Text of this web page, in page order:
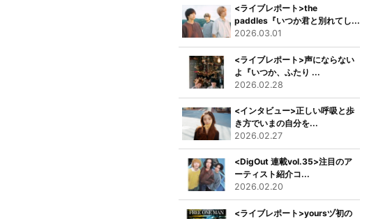
<ライブレポート>the
paddles『いつか君と別れてし...
2026.03.01
<ライブレポート>声にならない
よ『いつか、ふたり ...
2026.02.28
<インタビュー>正しい呼吸と歩
き方でいまの自分を...
2026.02.27
<DigOut 連載vol.35>注目のア
ーティスト紹介コ...
2026.02.20
<ライブレポート>yoursヅ初の